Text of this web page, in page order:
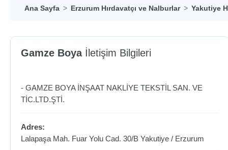
Ana Sayfa Erzurum Hırdavatçı ve Nalburlar Yakutiye
Gamze Boyaİletişim Bilgileri
- GAMZE BOYA İNŞAAT NAKLİYE TEKSTİL SAN. VE
TİC.LTD.ŞTİ.
Adres:
Lalapaşa Mah. Fuar Yolu Cad. 30/B Yakutiye / Erzurum